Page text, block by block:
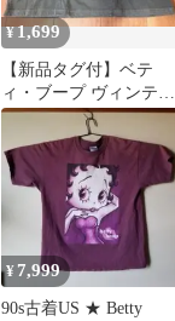
¥1,699
【新品タグ付】ベテ
ィ・ブープ ヴィンテー
ジ風 フリル付きTシャ
ツ Ｍサイズ
¥ 7,999
90s古着US ★ Betty